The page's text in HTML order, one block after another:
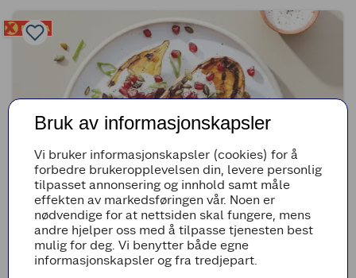
(0)
Grillet søtpotet med granateple
Bruk av informasjonskapsler
Vi bruker informasjonskapsler (cookies) for å
forbedre brukeropplevelsen din, levere personlig
tilpasset annonsering og innhold samt måle
effekten av markedsføringen vår. Noen er
nødvendige for at nettsiden skal fungere, mens
andre hjelper oss med å tilpasse tjenesten best
mulig for deg. Vi benytter både egne
informasjonskapsler og fra tredjepart.